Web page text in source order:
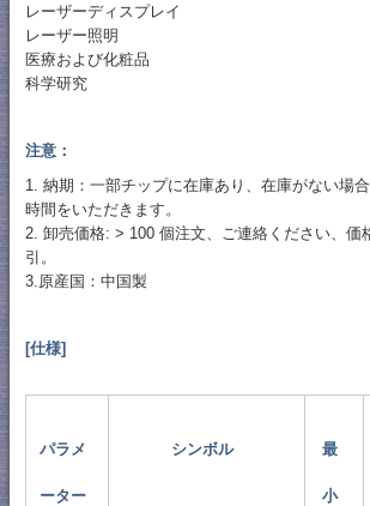
レーザーディスプレイ
レーザー照明
医療および化粧品
科学研究
注意：
1. 納期：一部チップに在庫あり、在庫がない場
時間をいただきます。
2. 卸売価格: > 100 個注文、ご連絡ください、価
引。
3.原産国：中国製
[仕様]
パラメ
ーター
シンボル 最
小